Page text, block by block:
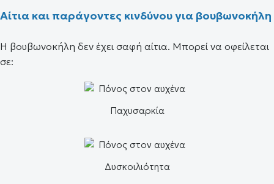
Αίτια και παράγοντες κινδύνου για βουβωνοκήλη
Η βουβωνοκήλη δεν έχει σαφή αίτια. Μπορεί να οφείλεται
σε:
Παχυσαρκία
Δυσκοιλιότητα